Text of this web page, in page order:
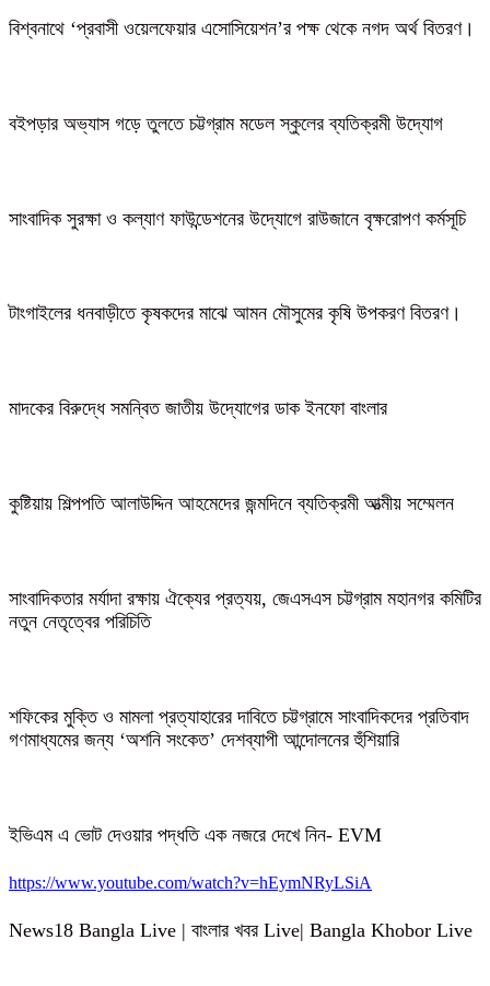
বিশ্বনাথে ‘প্রবাসী ওয়েলফেয়ার এসোসিয়েশন’র পক্ষ থেকে নগদ অর্থ বিতরণ।
বইপড়ার অভ্যাস গড়ে তুলতে চট্টগ্রাম মডেল স্কুলের ব্যতিক্রমী উদ্যোগ
সাংবাদিক সুরক্ষা ও কল্যাণ ফাউন্ডেশনের উদ্যোগে রাউজানে বৃক্ষরোপণ কর্মসূচি
টাংগাইলের ধনবাড়ীতে কৃষকদের মাঝে আমন মৌসুমের কৃষি উপকরণ বিতরণ।
মাদকের বিরুদ্ধে সমন্বিত জাতীয় উদ্যোগের ডাক ইনফো বাংলার
কুষ্টিয়ায় শিল্পপতি আলাউদ্দিন আহমেদের জন্মদিনে ব্যতিক্রমী আত্মীয় সম্মেলন
সাংবাদিকতার মর্যাদা রক্ষায় ঐক্যের প্রত্যয়, জেএসএস চট্টগ্রাম মহানগর কমিটির
নতুন নেতৃত্বের পরিচিতি
শফিকের মুক্তি ও মামলা প্রত্যাহারের দাবিতে চট্টগ্রামে সাংবাদিকদের প্রতিবাদ
গণমাধ্যমের জন্য ‘অশনি সংকেত’ দেশব্যাপী আন্দোলনের হুঁশিয়ারি
ইভিএম এ ভোট দেওয়ার পদ্ধতি এক নজরে দেখে নিন- EVM
https://www.youtube.com/watch?v=hEymNRyLSiA
News18 Bangla Live | বাংলার খবর Live| Bangla Khobor Live